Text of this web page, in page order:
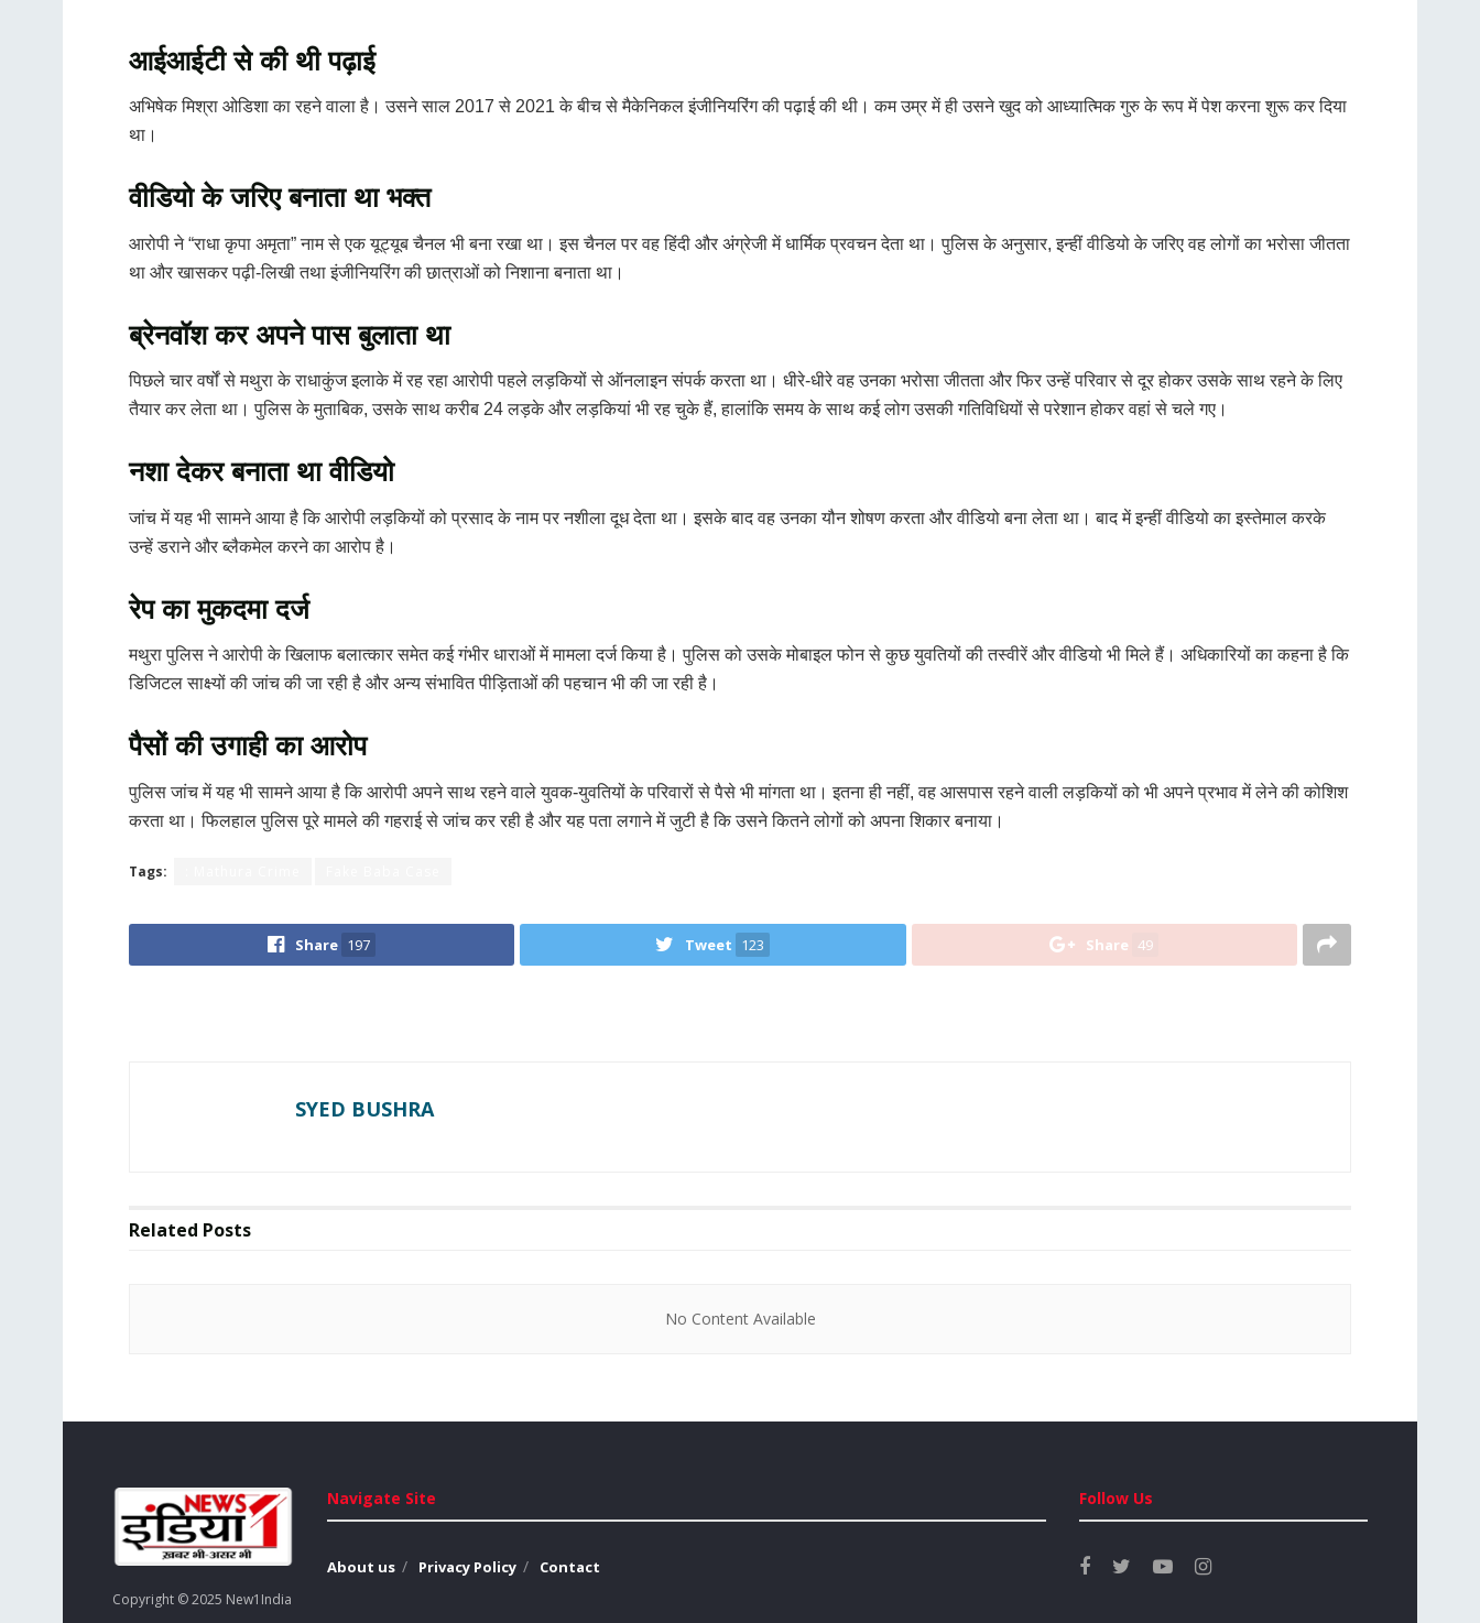
आईआईटी से की थी पढ़ाई
अभिषेक मिश्रा ओडिशा का रहने वाला है। उसने साल 2017 से 2021 के बीच से मैकेनिकल इंजीनियरिंग की पढ़ाई की थी। कम उम्र में ही उसने खुद को आध्यात्मिक गुरु के रूप में पेश करना शुरू कर दिया
था।
वीडियो के जरिए बनाता था भक्त
आरोपी ने “राधा कृपा अमृता” नाम से एक यूट्यूब चैनल भी बना रखा था। इस चैनल पर वह हिंदी और अंग्रेजी में धार्मिक प्रवचन देता था। पुलिस के अनुसार, इन्हीं वीडियो के जरिए वह लोगों का भरोसा जीतता
था और खासकर पढ़ी-लिखी तथा इंजीनियरिंग की छात्राओं को निशाना बनाता था।
ब्रेनवॉश कर अपने पास बुलाता था
पिछले चार वर्षों से मथुरा के राधाकुंज इलाके में रह रहा आरोपी पहले लड़कियों से ऑनलाइन संपर्क करता था। धीरे-धीरे वह उनका भरोसा जीतता और फिर उन्हें परिवार से दूर होकर उसके साथ रहने के लिए
तैयार कर लेता था। पुलिस के मुताबिक, उसके साथ करीब 24 लड़के और लड़कियां भी रह चुके हैं, हालांकि समय के साथ कई लोग उसकी गतिविधियों से परेशान होकर वहां से चले गए।
नशा देकर बनाता था वीडियो
जांच में यह भी सामने आया है कि आरोपी लड़कियों को प्रसाद के नाम पर नशीला दूध देता था। इसके बाद वह उनका यौन शोषण करता और वीडियो बना लेता था। बाद में इन्हीं वीडियो का इस्तेमाल करके
उन्हें डराने और ब्लैकमेल करने का आरोप है।
रेप का मुकदमा दर्ज
मथुरा पुलिस ने आरोपी के खिलाफ बलात्कार समेत कई गंभीर धाराओं में मामला दर्ज किया है। पुलिस को उसके मोबाइल फोन से कुछ युवतियों की तस्वीरें और वीडियो भी मिले हैं। अधिकारियों का कहना है कि
डिजिटल साक्ष्यों की जांच की जा रही है और अन्य संभावित पीड़िताओं की पहचान भी की जा रही है।
पैसों की उगाही का आरोप
पुलिस जांच में यह भी सामने आया है कि आरोपी अपने साथ रहने वाले युवक-युवतियों के परिवारों से पैसे भी मांगता था। इतना ही नहीं, वह आसपास रहने वाली लड़कियों को भी अपने प्रभाव में लेने की कोशिश
करता था। फिलहाल पुलिस पूरे मामले की गहराई से जांच कर रही है और यह पता लगाने में जुटी है कि उसने कितने लोगों को अपना शिकार बनाया।
Tags:
Share 197 Tweet 123 Share 49
SYED BUSHRA
Related Posts
No Content Available
Copyright © 2025 New1India
Navigate Site
About us Privacy Policy Contact
Follow Us